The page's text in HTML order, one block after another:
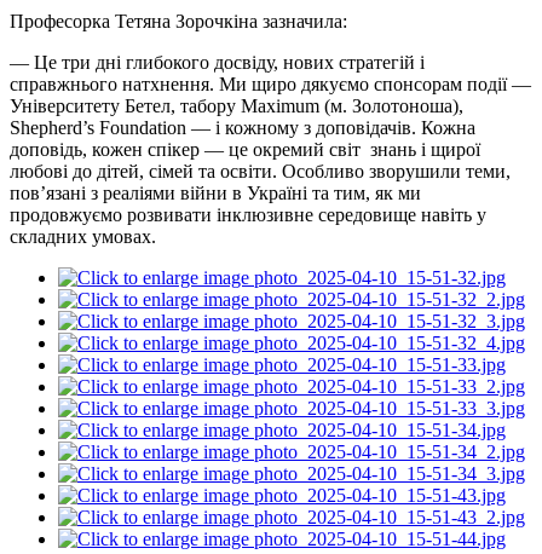
Професорка Тетяна Зорочкіна зазначила:
— Це три дні глибокого досвіду, нових стратегій і
справжнього натхнення. Ми щиро дякуємо спонсорам події —
Університету Бетел, табору Maximum (м. Золотоноша),
Shepherd’s Foundation — і кожному з доповідачів. Кожна
доповідь, кожен спікер — це окремий світ знань і щирої
любові до дітей, сімей та освіти. Особливо зворушили теми,
пов’язані з реаліями війни в Україні та тим, як ми
продовжуємо розвивати інклюзивне середовище навіть у
складних умовах.